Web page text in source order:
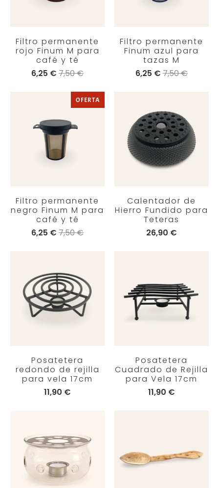
Filtro permanente
rojo Finum M para
café y té
6,25 €7,50 €
Filtro permanente
Finum azul para
tazas M
6,25 €7,50 €
OFERTA
Filtro permanente
negro Finum M para
café y té
6,25 €7,50 €
Calentador de
Hierro Fundido para
Teteras
26,90 €
Posatetera
redondo de rejilla
para vela 17cm
11,90 €
Posatetera
Cuadrado de Rejilla
para Vela 17cm
11,90 €